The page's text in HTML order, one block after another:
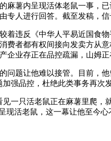
麻薯内呈现活体老鼠一事
人进行回答。截至发稿，
违反《中华人平易近国食
者都有权间接向发卖方从
业存正在品控疏漏，山姆
题让他难以接管。目前，
强品控，杜绝此类事务再次发
只活老鼠正在麻薯里爬，
活老鼠，这一幕让他至今